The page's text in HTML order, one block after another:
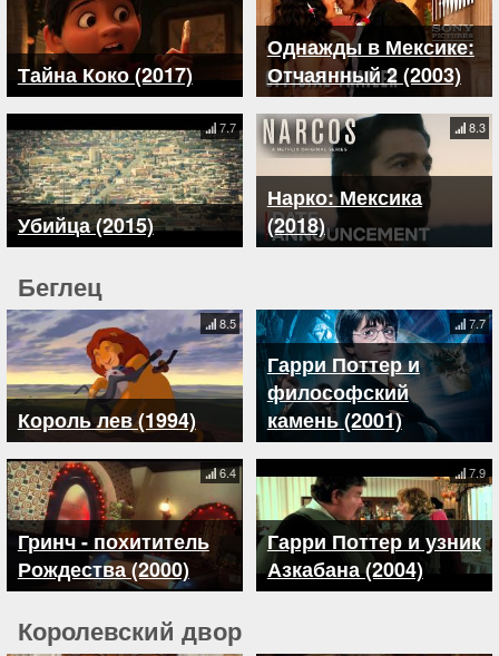
Тайна Коко (2017)
Однажды в Мексике:
Отчаянный 2 (2003)
Убийца (2015)
7.7
Нарко: Мексика
(2018)
8.3
Беглец
Король лев (1994)
8.5
Гарри Поттер и
философский
камень (2001)
7.7
Гринч - похититель
Рождества (2000)
6.4
Гарри Поттер и узник
Азкабана (2004)
7.9
Королевский двор